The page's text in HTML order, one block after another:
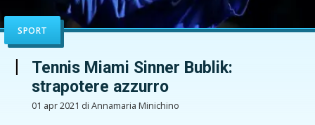
SPORT
Tennis Miami Sinner Bublik:
strapotere azzurro
01 apr 2021 di Annamaria Minichino